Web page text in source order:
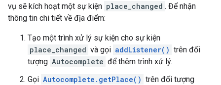
vụ sẽ kích hoạt một sự kiện place_changed . Để nhận
thông tin chi tiết về địa điểm:
Tạo một trình xử lý sự kiện cho sự kiện
place_changed và gọi addListener() trên đối
tượng Autocomplete để thêm trình xử lý.
Gọi Autocomplete.getPlace() trên đối tượng